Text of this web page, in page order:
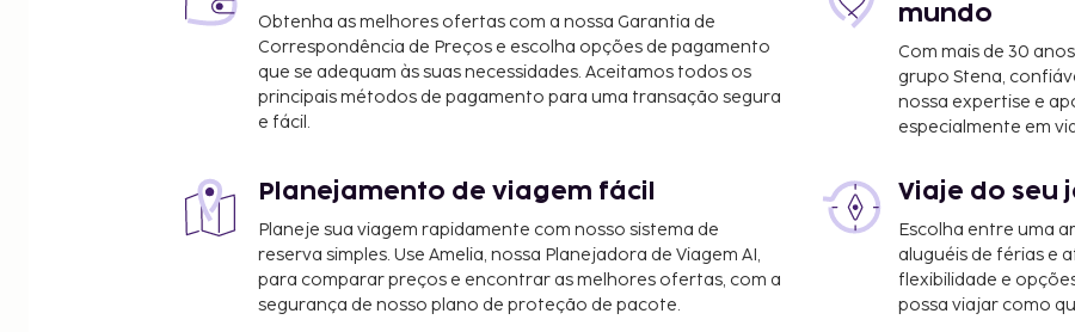
Reserva Natural Hundsmoor - 12,7 km/7,9 mi
Castelo de Kronburg - 14,5 km/9 mi
Allgäuer Volkssternwarte Ottobeuren e.V. - 14,6 km/9,1 mi
Igreja Paroquial de Santa Verena - 15,3 km/9,5 mi
Labirinto - 15,4 km/9,6 mi
Memmingen (FMM-Allgaeu) - 5,3 km/3,3 mi
Augsburg (AGB) - 106,3 km/66,1 mi
Aeroporto Internacional Franz Josef Strauss (MUC) - 146,8 km/91,2 mi
As principais comodidades incluem jornais grátis no lobby, assistência
multilingue e uma lavandaria. Há estacionamento grátis no local. Algumas
Obtenha as melhores ofertas com a nossa Garantia de
Correspondência de Preços e escolha opções de pagamento
que se adequam às suas necessidades. Aceitamos todos os
principais métodos de pagamento para uma transação segura
e fácil.
mundo
Com mais de 30
grupo Stena,
nossa expertise e
especialmente em
Planejamento de viagem fácil
Planeje sua viagem rapidamente com nosso sistema de
reserva simples. Use Amelia, nossa Planejadora de Viagem AI,
para comparar preços e encontrar as melhores ofertas, com a
segurança de nosso plano de proteção de pacote.
Viaje do seu
Escolha entre uma
aluguéis de férias e
flexibilidade e
possa viajar como